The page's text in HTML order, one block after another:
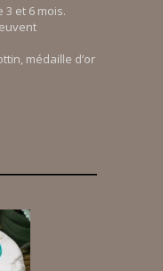
et 6 mois.
médaille d’or